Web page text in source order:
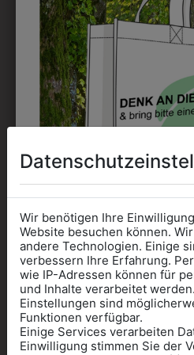
möglich. Waschbar bis zu
DAS
AUCH
Wir benötigen Ihre
Website besuchen können.
andere Technologien. Einige
verbessern Ihre Erfahrung.
wie IP-Adressen können für
und Inhalte verarbeitet
Einstellungen sind
Funktionen verfügbar.
Einige Services verarbeiten
Einwilligung stimmen Sie der
Kleidung
für die